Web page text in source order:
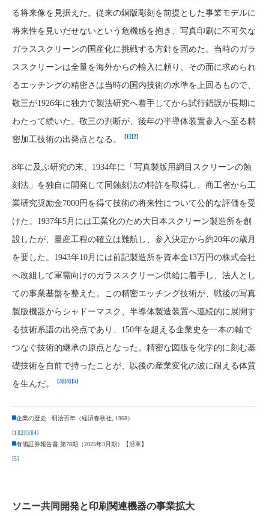
る将来像を見据えた。従来の銅版彫刻を前提とした事業モデルに
将来性を見いだせないという危機感を抱き、写真印刷に不可欠な
ガラススクリーンの国産化に挑戦する方針を固めた。当時のガラ
ススクリーンは全量を海外からの輸入に頼り、その面に求められ
るエッチングの精密さは当時の国内技術の水準を上回るもので、
敬三が1926年に独力で製法研究へ着手してから試行錯誤が長期に
わたって続いた。敬三の判断が、後年の半導体装置参入へ至る精
密加工技術の出発点となる。
[1][2]
8年に及ぶ研究の末、1934年に「写真製版用網目スクリーンの蝕
刻法」を独自に開発して同蝕刻法の特許を取得し、商工省から工
業研究奨励金7000円を得て技術の将来性について公的な評価を受
けた。1937年5月には工業化のため大日本スクリーン製造所を創
設したが、量産工程の確立は難航し、参入決定から約20年の歳月
を要した。1943年10月には前記製造所を資本金13万円の株式会社
へ改組して軍需向けのガラススクリーン供給に着手し、法人とし
ての事業基盤を整えた。この精密エッチング技術が、戦後の写真
製版機器からシャドーマスク、半導体製造装置へ連続的に展開す
る技術系譜の出発点であり、150年を超える企業史を一本の軸で
つなぐ技術的継承の原点となった。精密な図版を化学的に刻む基
礎技術を自前で持ったことが、以後の産業変化の波に耐える体質
を生んだ。
[3][4][5]
企業の歴史 : 明治百年（経済春秋社, 1968）
[1][2][3][4]
有価証券報告書 第78期（2025年3月期）【沿革】
[5]
ソニー共同開発と印刷関連機器の事業拡大